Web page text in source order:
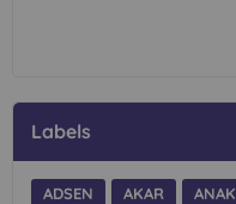
Labels
ADSEN AKAR ANAK